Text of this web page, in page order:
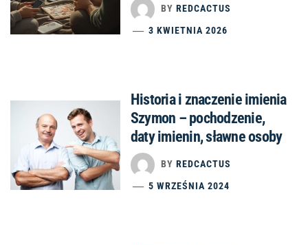
BY REDCACTUS
3 KWIETNIA 2026
Historia i znaczenie imienia
Szymon – pochodzenie,
daty imienin, sławne osoby
BY REDCACTUS
5 WRZEŚNIA 2024